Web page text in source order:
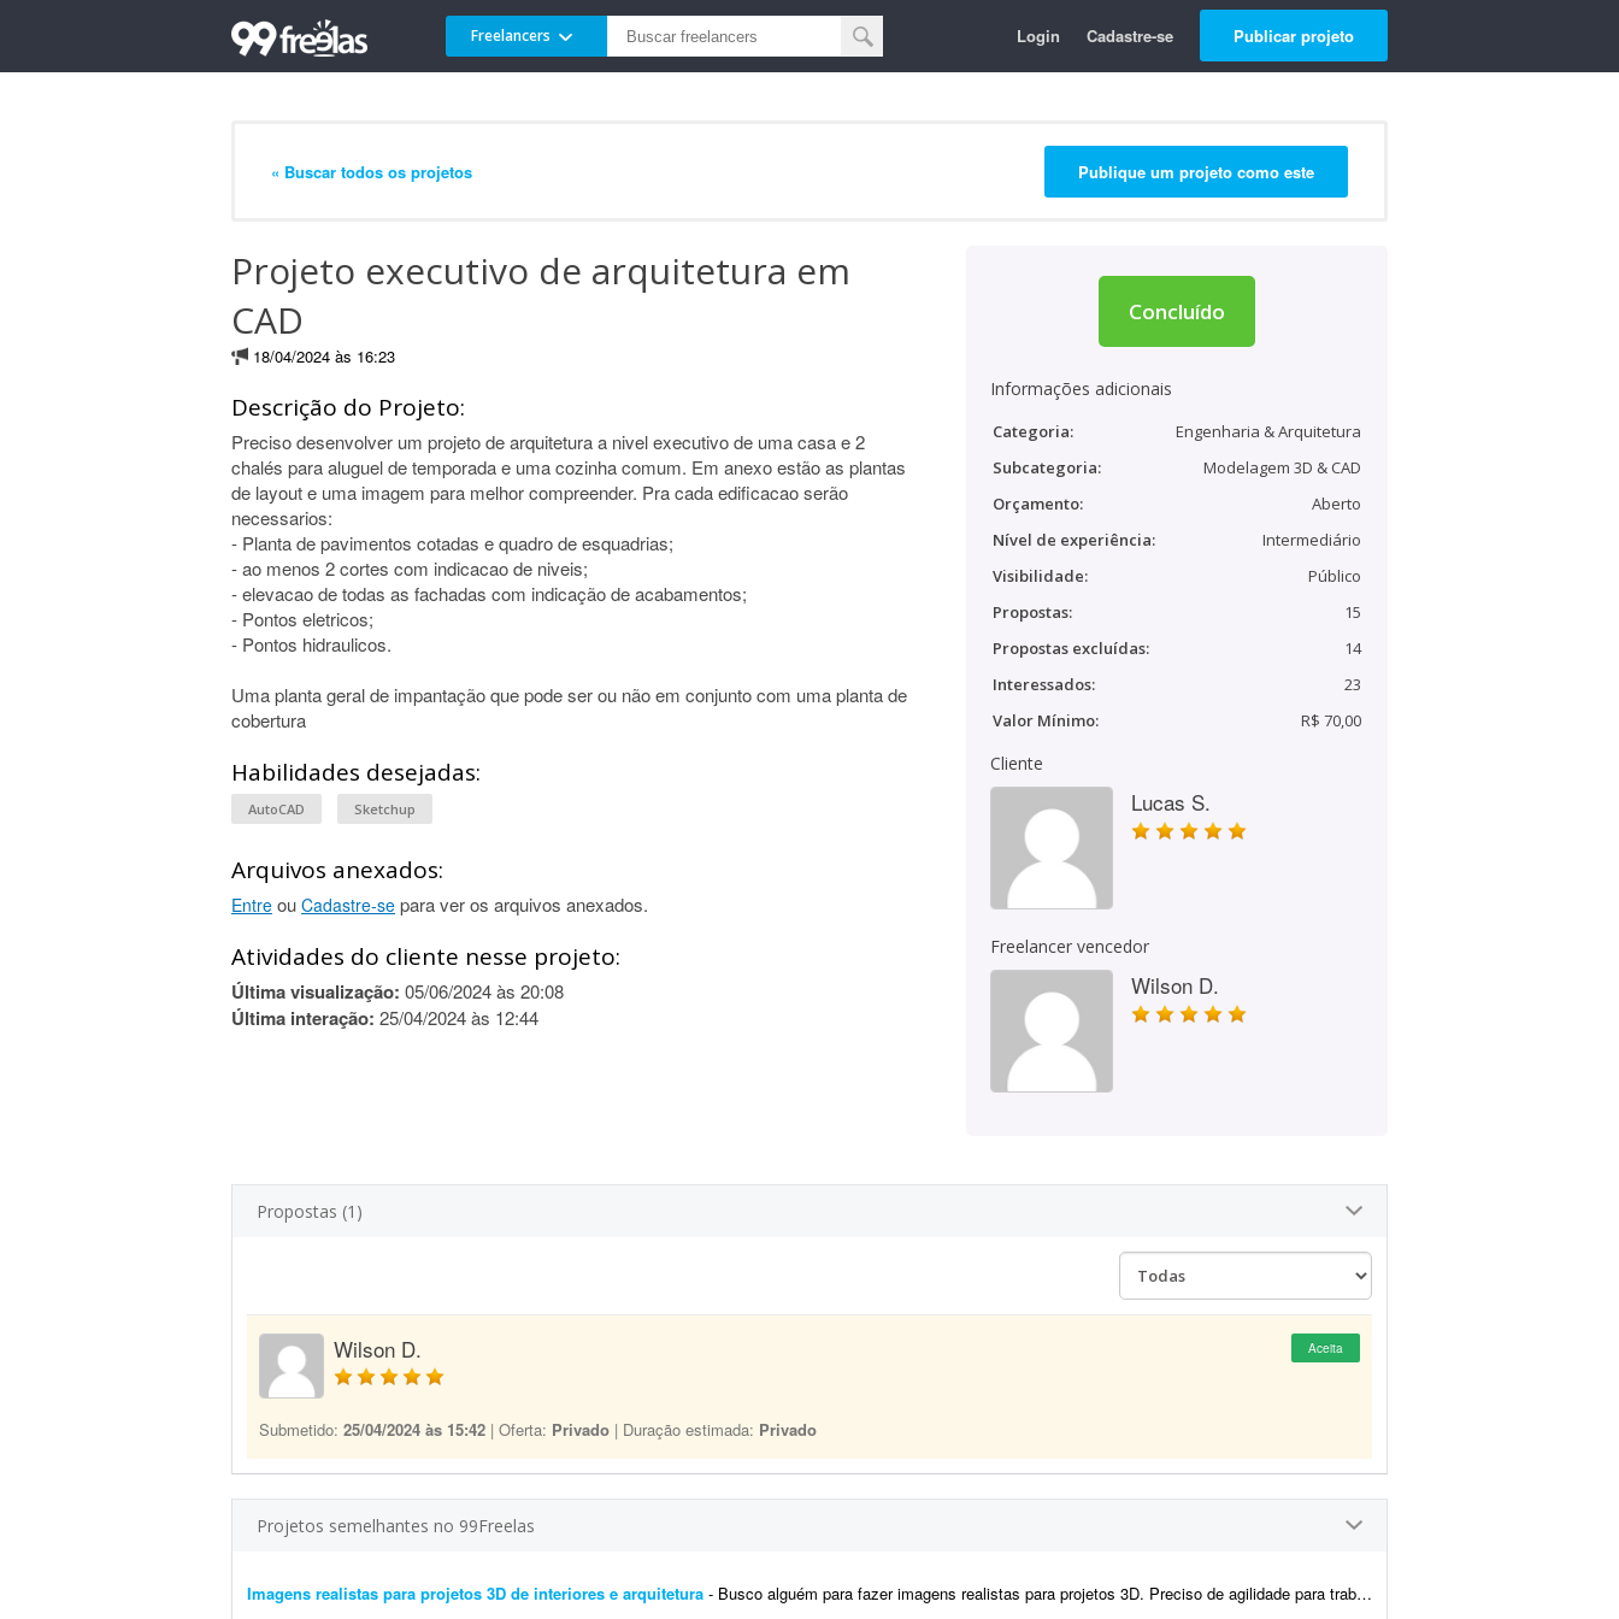
Freelancers Login Cadastre-se Publicar projeto
« Buscar todos os projetos Publique um projeto como este
Projeto executivo de arquitetura em
CAD
18/04/2024 às 16:23
Descrição do Projeto:
Preciso desenvolver um projeto de arquitetura a nivel executivo de uma casa e 2
chalés para aluguel de temporada e uma cozinha comum. Em anexo estão as plantas
de layout e uma imagem para melhor compreender. Pra cada edificacao serão
necessarios:
- Planta de pavimentos cotadas e quadro de esquadrias;
- ao menos 2 cortes com indicacao de niveis;
- elevacao de todas as fachadas com indicação de acabamentos;
- Pontos eletricos;
- Pontos hidraulicos.
Uma planta geral de impantação que pode ser ou não em conjunto com uma planta de
cobertura
Habilidades desejadas:
AutoCAD Sketchup
Arquivos anexados:
Entre ou Cadastre-se para ver os arquivos anexados.
Atividades do cliente nesse projeto:
Última visualização: 05/06/2024 às 20:08
Última interação: 25/04/2024 às 12:44
Concluído
Informações adicionais
Categoria:
Engenharia & Arquitetura
Subcategoria:
Modelagem 3D & CAD
Orçamento:
Aberto
Nível de experiência:
Intermediário
Visibilidade:
Público
Propostas:
15
Propostas excluídas:
14
Interessados:
23
Valor Mínimo:
R$ 70,00
Cliente
Lucas S.
Freelancer vencedor
Wilson D.
Propostas (1)
Wilson D. Aceita
Submetido: 25/04/2024 às 15:42 | Oferta: Privado | Duração estimada: Privado
Projetos semelhantes no 99Freelas
Imagens realistas para projetos 3D de interiores e arquitetura - Busco alguém para fazer imagens realistas para projetos 3D. Preciso de agilidade para trabalhos com curto prazo, imagens de alta qualidade e realistas, com possibilidade de parceria duradour...